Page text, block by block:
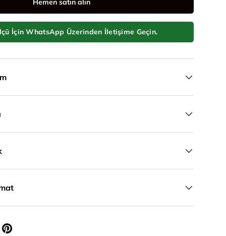
Hemen satın alın
İçin WhatsApp Üzerinden İletişime Geçin.